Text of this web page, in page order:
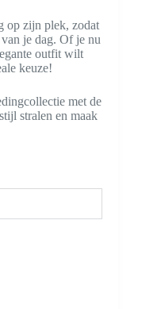
op zijn plek, zodat
je dag. Of je nu
outfit wilt
keuze!
met de
stralen en maak